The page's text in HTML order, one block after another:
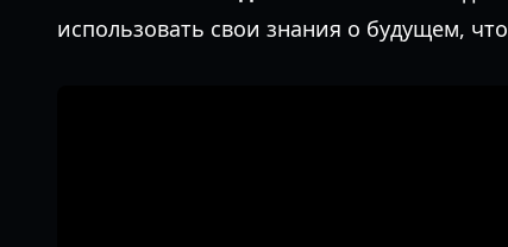
использовать свои знания о будущем,